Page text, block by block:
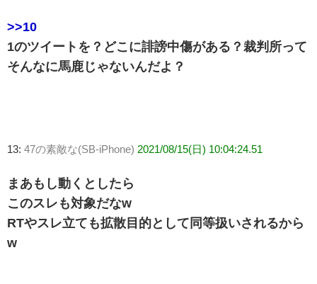
>>10
1のツイートを？どこに誹謗中傷がある？裁判所って
そんなに馬鹿じゃないんだよ？
13: 47の素敵な(SB-iPhone) 2021/08/15(日) 10:04:24.51
まあもし動くとしたら
このスレも対象だなw
RTやスレ立ても拡散目的として同等扱いされるから
w